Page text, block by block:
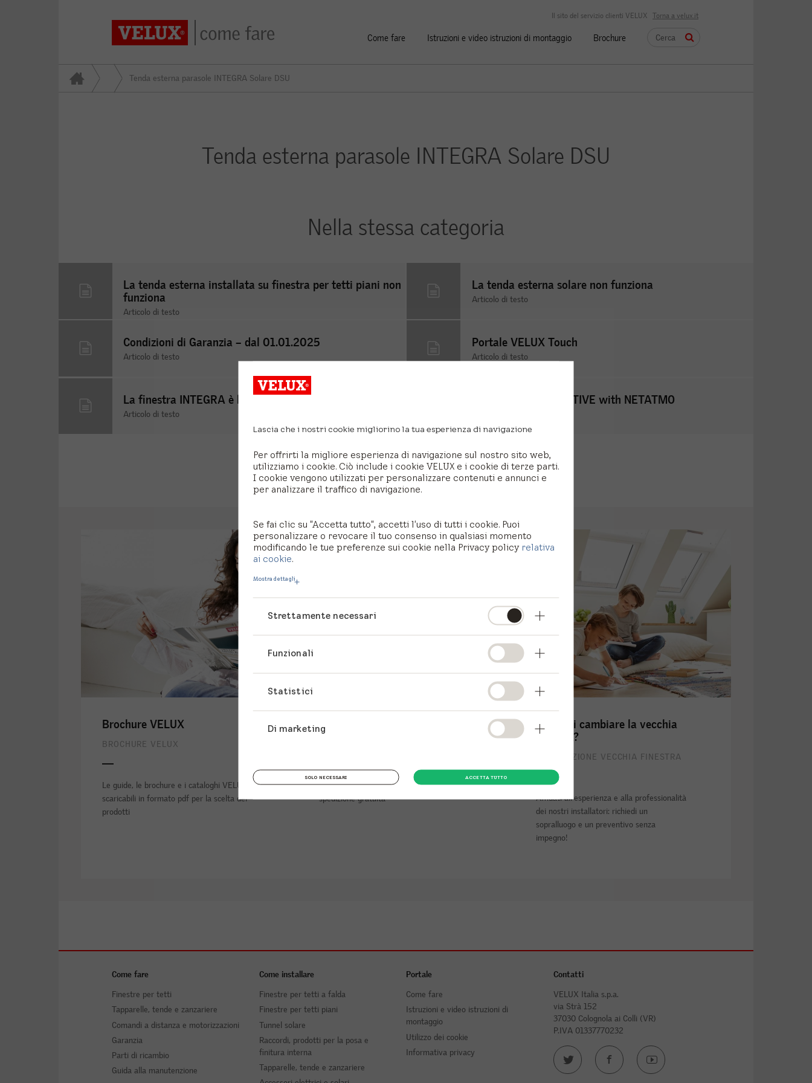
Lascia che i nostri cookie migliorino la tua esperienza di navigazione
Per offrirti la migliore esperienza di navigazione sul nostro sito web,
utilizziamo i cookie. Ciò include i cookie VELUX e i cookie di terze parti.
I cookie vengono utilizzati per personalizzare contenuti e annunci e
per analizzare il traffico di navigazione.
Se fai clic su "Accetta tutto", accetti l'uso di tutti i cookie. Puoi
personalizzare o revocare il tuo consenso in qualsiasi momento
modificando le tue preferenze sui cookie nella Privacy policy relativa
ai cookie.
Mostra dettagli
Strettamente necessari
Funzionali
Statistici
Di marketing
SOLO NECESSARI ACCETTA TUTTO
Il sito del servizio clienti VELUX Torna a velux.it
Come fare Istruzioni e video istruzioni di montaggio Brochure
Tenda esterna parasole INTEGRA Solare DSU
Tenda esterna parasole INTEGRA Solare DSU
Nella stessa categoria
La tenda esterna installata su finestra per tetti piani non
funziona
Articolo di testo
La tenda esterna solare non funziona
Articolo di testo
Condizioni di Garanzia – dal 01.01.2025
Articolo di testo
Portale VELUX Touch
Articolo di testo
La finestra INTEGRA è bloccata in ventilazione
Articolo di testo
Istruzioni VELUX ACTIVE with NETATMO
Dal mondo VELUX
Brochure VELUX
BROCHURE VELUX
Le guide, le brochure e i cataloghi VELUX
scaricabili in formato pdf per la scelta dei
prodotti
Negozio online VELUX
Tende, tapparelle e accessori con
spedizione gratuita
E’ ora di cambiare la vecchia
finestra?
SOSTITUZIONE VECCHIA FINESTRA
Affidati all'esperienza e alla professionalità
dei nostri installatori: richiedi un
sopralluogo e un preventivo senza
impegno!
Come fare
Finestre per tetti
Tapparelle, tende e zanzariere
Comandi a distanza e motorizzazioni
Garanzia
Parti di ricambio
Guida alla manutenzione
Come installare
Finestre per tetti a falda
Finestre per tetti piani
Tunnel solare
Raccordi, prodotti per la posa e
finitura interna
Tapparelle, tende e zanzariere
Portale
Come fare
Istruzioni e video istruzioni di
montaggio
Utilizzo dei cookie
Informativa privacy
Contatti
VELUX Italia s.p.a.
via Strà 152
37030 Colognola ai Colli (VR)
P.IVA 01337770232